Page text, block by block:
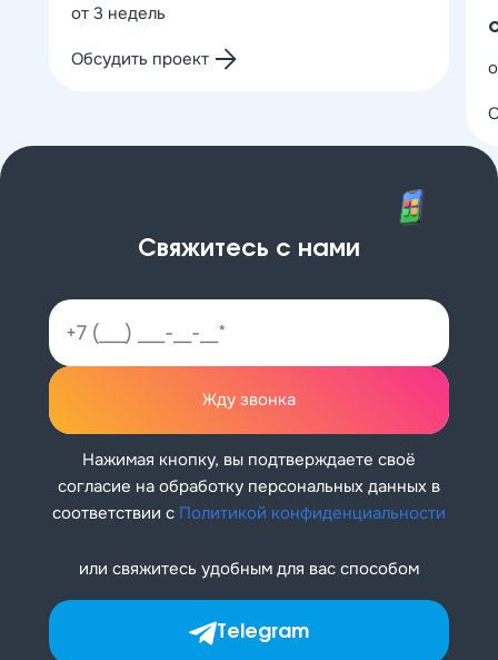
от 3 недель
Обсудить проект
Свяжитесь с нами
Жду звонка
Нажимая кнопку, вы подтверждаете своё
согласие на обработку персональных данных в
соответствии с Политикой конфиденциальности
или свяжитесь удобным для вас способом
Telegram